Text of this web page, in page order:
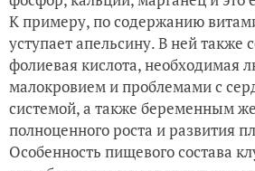
К примеру, по содержанию
уступает апельсину. В ней также
фолиевая кислота, необходимая
малокровием и проблемами с
системой, а также беременным
полноценного роста и развития
Особенность пищевого состава